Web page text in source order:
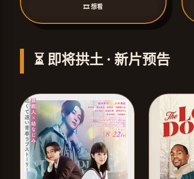
🎞️ 想看
⏳ 即将拱土 · 新片预告